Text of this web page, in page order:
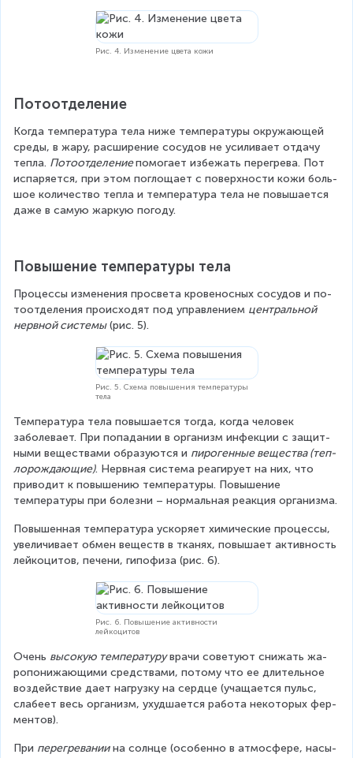
Рис. 4. Изменение цвета кожи
По­то­от­де­ле­ние
Когда тем­пе­ра­ту­ра тела ниже тем­пе­ра­ту­ры окру­жа­ю­щей
среды, в жару, рас­ши­ре­ние со­су­дов не усиливает от­да­чу
тепла. По­то­от­де­ле­ни­е помогает избежать перегрева. Пот
испаряется, при этом по­гло­ща­ет с по­верх­но­сти кожи боль­
шое ко­ли­че­ство тепла и температура тела не по­вы­ша­ет­ся
даже в самую жар­кую по­го­ду.
Повышение температуры тела
Процессы из­ме­не­ния про­све­та кро­ве­нос­ных со­су­дов и по­
то­от­де­ле­ния происходят под управлением центральной
нервной системы (рис. 5).
Рис. 5. Схема повышения температуры
тела
Тем­пе­ра­ту­ра тела по­вы­ша­ет­ся тогда, когда человек
заболевает. При попадании в ор­га­низм ин­фек­ции с за­щит­
ны­ми ве­ще­ства­ми об­ра­зу­ют­ся и пи­ро­ген­ные ве­ще­ства (теп­
ло­рож­да­ю­щие). Нерв­ная си­сте­ма реагирует на них, что
при­во­дит к по­вы­ше­нию температуры. Повышение
температуры при болезни – нормальная реакция организма.
Повышенная температура уско­ря­ет хи­ми­че­ские про­цес­сы,
уве­ли­чи­ва­ет обмен ве­ществ в тка­нях, по­вы­ша­ет ак­тив­ность
лей­ко­ци­тов, пе­че­ни, ги­по­фи­за (рис. 6).
Рис. 6. Повышение активности
лейкоцитов
Очень вы­со­кую тем­пе­ра­ту­ру врачи со­ве­ту­ют сни­жать жа­
ро­по­ни­жа­ю­щими сред­ствами, потому что ее длительное
воздействие дает на­груз­ку на серд­це (уча­ща­ет­ся пульс,
сла­бе­ет весь ор­га­низм, ухудшается ра­бо­та неко­то­рых фер­
мен­тов).
При пе­ре­гре­ва­нии на солн­це (осо­бен­но в ат­мо­сфе­ре, на­сы­